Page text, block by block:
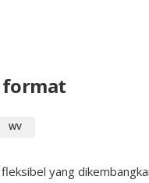
WV
yang